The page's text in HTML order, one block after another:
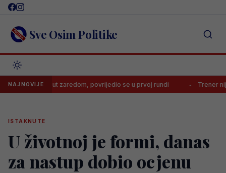
Skip
content Sve Osim Politike
NAJNOVIJE
put zaredom, povrijedio se u prvoj rundi Trener nije želio
ISTAKNUTE
U životnoj je formi, danas
za nastup dobio ocjenu